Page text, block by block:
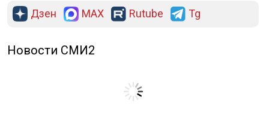
Дзен MAX Rutube Tg
Новости СМИ2